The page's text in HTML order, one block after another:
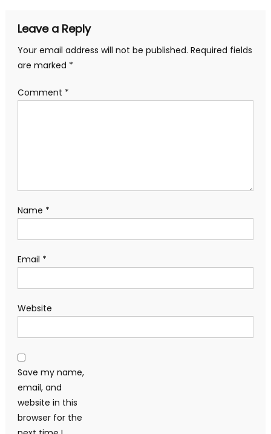
Leave a Reply
Your email address will not be published. Required fields
are marked *
Comment *
Name *
Email *
Website
Save my name,
email, and
website in this
browser for the